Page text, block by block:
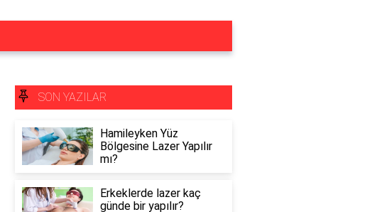
SON YAZILAR
Hamileyken Yüz
Bölgesine Lazer Yapılır
mı?
Erkeklerde lazer kaç
günde bir yapılır?